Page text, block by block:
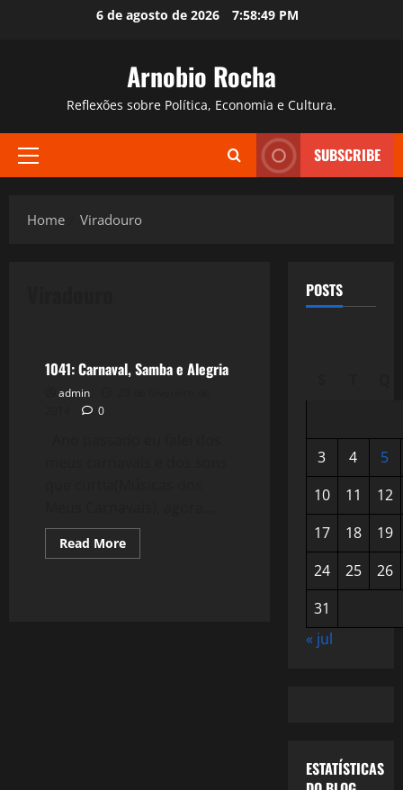
6 de agosto de 2026 7:58:50 PM
Arnobio Rocha
Reflexões sobre Política, Economia e Cultura.
Primary
SUBSCRIBE
Home Viradouro
1041: Carnaval, Samba e Alegria
admin
0
Read MoreRead
more
POSTS
3 4
5
10
11
12
17
18
19
24
25
26
31
« jul
ESTATÍSTICAS